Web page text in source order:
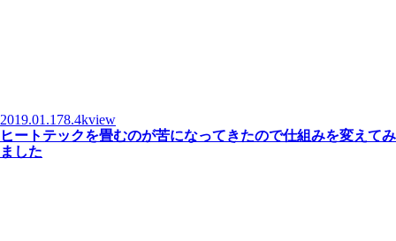
2019.01.178.4kview
ヒートテックを畳むのが苦になってきたので仕組みを変えてみ
ました